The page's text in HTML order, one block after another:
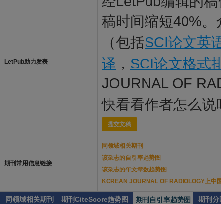
LetPub助力发表
稿时间缩短40%
（包括SCI论文英
译 ， SCI论文格式
JOURNAL OF
快看看作者怎么说
提交文稿
期刊常用信息链接
同领域相关期刊
该杂志的自引率趋势图
该杂志的年文章数趋势图
KOREAN JOURNAL OF RADIOLOGY上中
同领域相关期刊 期刊CiteScore趋势图 期刊自引率趋势图 期刊分